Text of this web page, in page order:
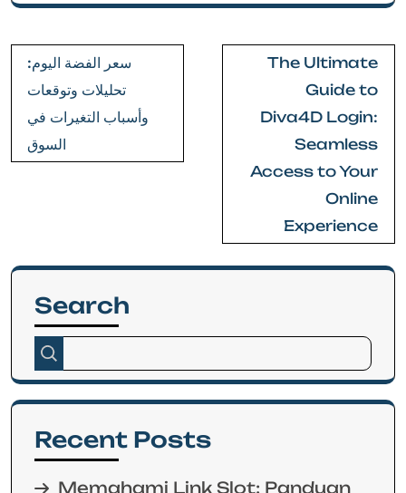
Post
navigation
سعر الفضة اليوم:
تحليلات وتوقعات
وأسباب التغيرات في
السوق
The Ultimate
Guide to
Diva4D Login:
Seamless
Access to Your
Online
Experience
Search
Recent Posts
Memahami Link Slot: Panduan